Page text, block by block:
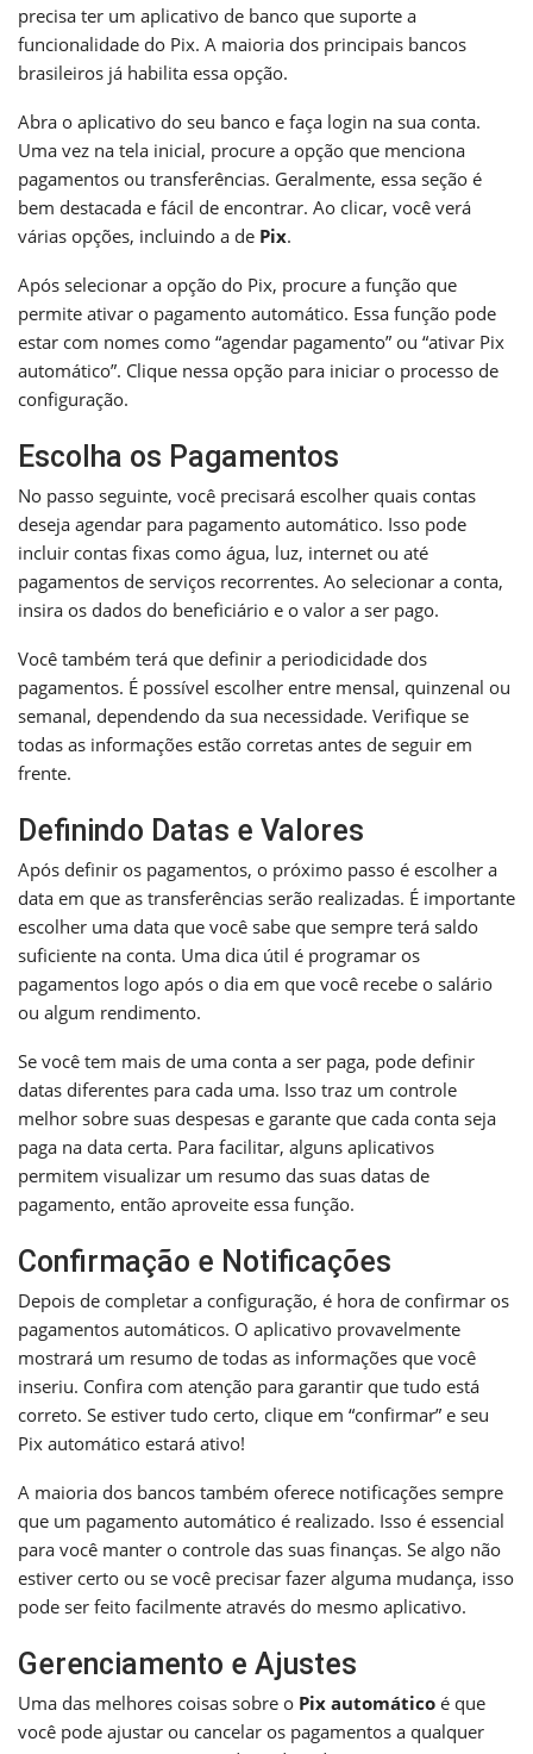
precisa ter um aplicativo de banco que suporte a
funcionalidade do Pix. A maioria dos principais bancos
brasileiros já habilita essa opção.
Abra o aplicativo do seu banco e faça login na sua conta.
Uma vez na tela inicial, procure a opção que menciona
pagamentos ou transferências. Geralmente, essa seção é
bem destacada e fácil de encontrar. Ao clicar, você verá
várias opções, incluindo a de Pix.
Após selecionar a opção do Pix, procure a função que
permite ativar o pagamento automático. Essa função pode
estar com nomes como “agendar pagamento” ou “ativar Pix
automático”. Clique nessa opção para iniciar o processo de
configuração.
Escolha os Pagamentos
No passo seguinte, você precisará escolher quais contas
deseja agendar para pagamento automático. Isso pode
incluir contas fixas como água, luz, internet ou até
pagamentos de serviços recorrentes. Ao selecionar a conta,
insira os dados do beneficiário e o valor a ser pago.
Você também terá que definir a periodicidade dos
pagamentos. É possível escolher entre mensal, quinzenal ou
semanal, dependendo da sua necessidade. Verifique se
todas as informações estão corretas antes de seguir em
frente.
Definindo Datas e Valores
Após definir os pagamentos, o próximo passo é escolher a
data em que as transferências serão realizadas. É importante
escolher uma data que você sabe que sempre terá saldo
suficiente na conta. Uma dica útil é programar os
pagamentos logo após o dia em que você recebe o salário
ou algum rendimento.
Se você tem mais de uma conta a ser paga, pode definir
datas diferentes para cada uma. Isso traz um controle
melhor sobre suas despesas e garante que cada conta seja
paga na data certa. Para facilitar, alguns aplicativos
permitem visualizar um resumo das suas datas de
pagamento, então aproveite essa função.
Confirmação e Notificações
Depois de completar a configuração, é hora de confirmar os
pagamentos automáticos. O aplicativo provavelmente
mostrará um resumo de todas as informações que você
inseriu. Confira com atenção para garantir que tudo está
correto. Se estiver tudo certo, clique em “confirmar” e seu
Pix automático estará ativo!
A maioria dos bancos também oferece notificações sempre
que um pagamento automático é realizado. Isso é essencial
para você manter o controle das suas finanças. Se algo não
estiver certo ou se você precisar fazer alguma mudança, isso
pode ser feito facilmente através do mesmo aplicativo.
Gerenciamento e Ajustes
Uma das melhores coisas sobre o Pix automático é que
você pode ajustar ou cancelar os pagamentos a qualquer